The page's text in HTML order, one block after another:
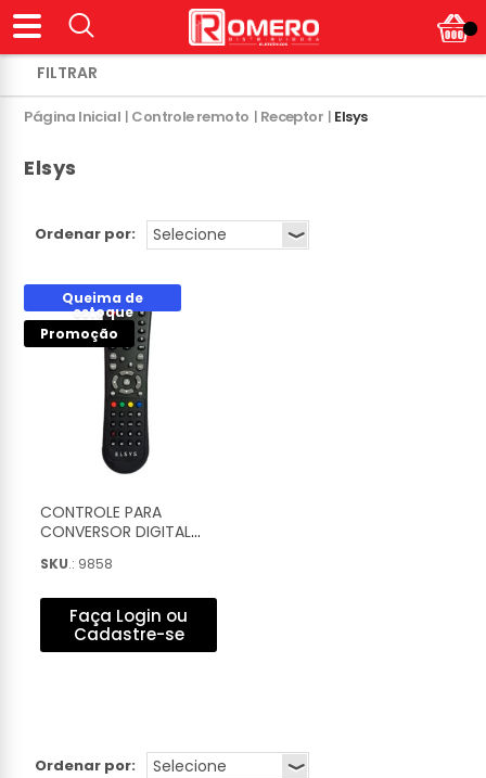
Página Inicial | Controle remoto | Receptor | Elsys
Elsys
Ordenar por:
Queima de
estoque
Promoção
CONTROLE PARA
CONVERSOR DIGITAL
(ORIGINAL) - ETGR30 -
SKU.: 9858
Faça Login ou
Cadastre-se
Ordenar por: